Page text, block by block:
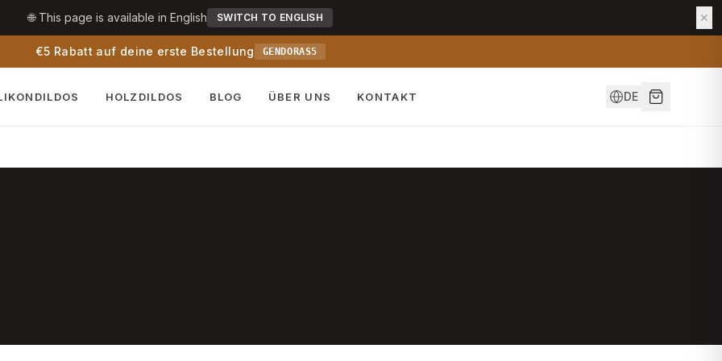
🌐 This page is available in English SWITCH TO ENGLISH ✕
€5 Rabatt auf deine erste Bestellung GENDORAS5
HOLZDILDOS BLOG ÜBER UNS KONTAKT DE